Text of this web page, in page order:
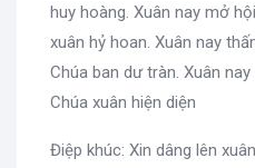
huy hoàng. Xuân nay mở
xuân hỷ hoan. Xuân nay
Chúa ban dư tràn. Xuân
Chúa xuân hiện diện
Điệp khúc: Xin dâng lên